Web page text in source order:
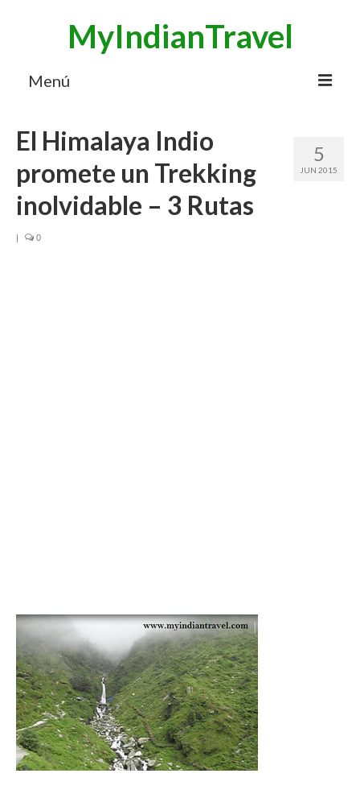
MyIndianTravel
Menú
MI BLOG VIAJES INDIA 5
JUN 2015
El Himalaya Indio
promete un Trekking
inolvidable – 3 Rutas
| 0